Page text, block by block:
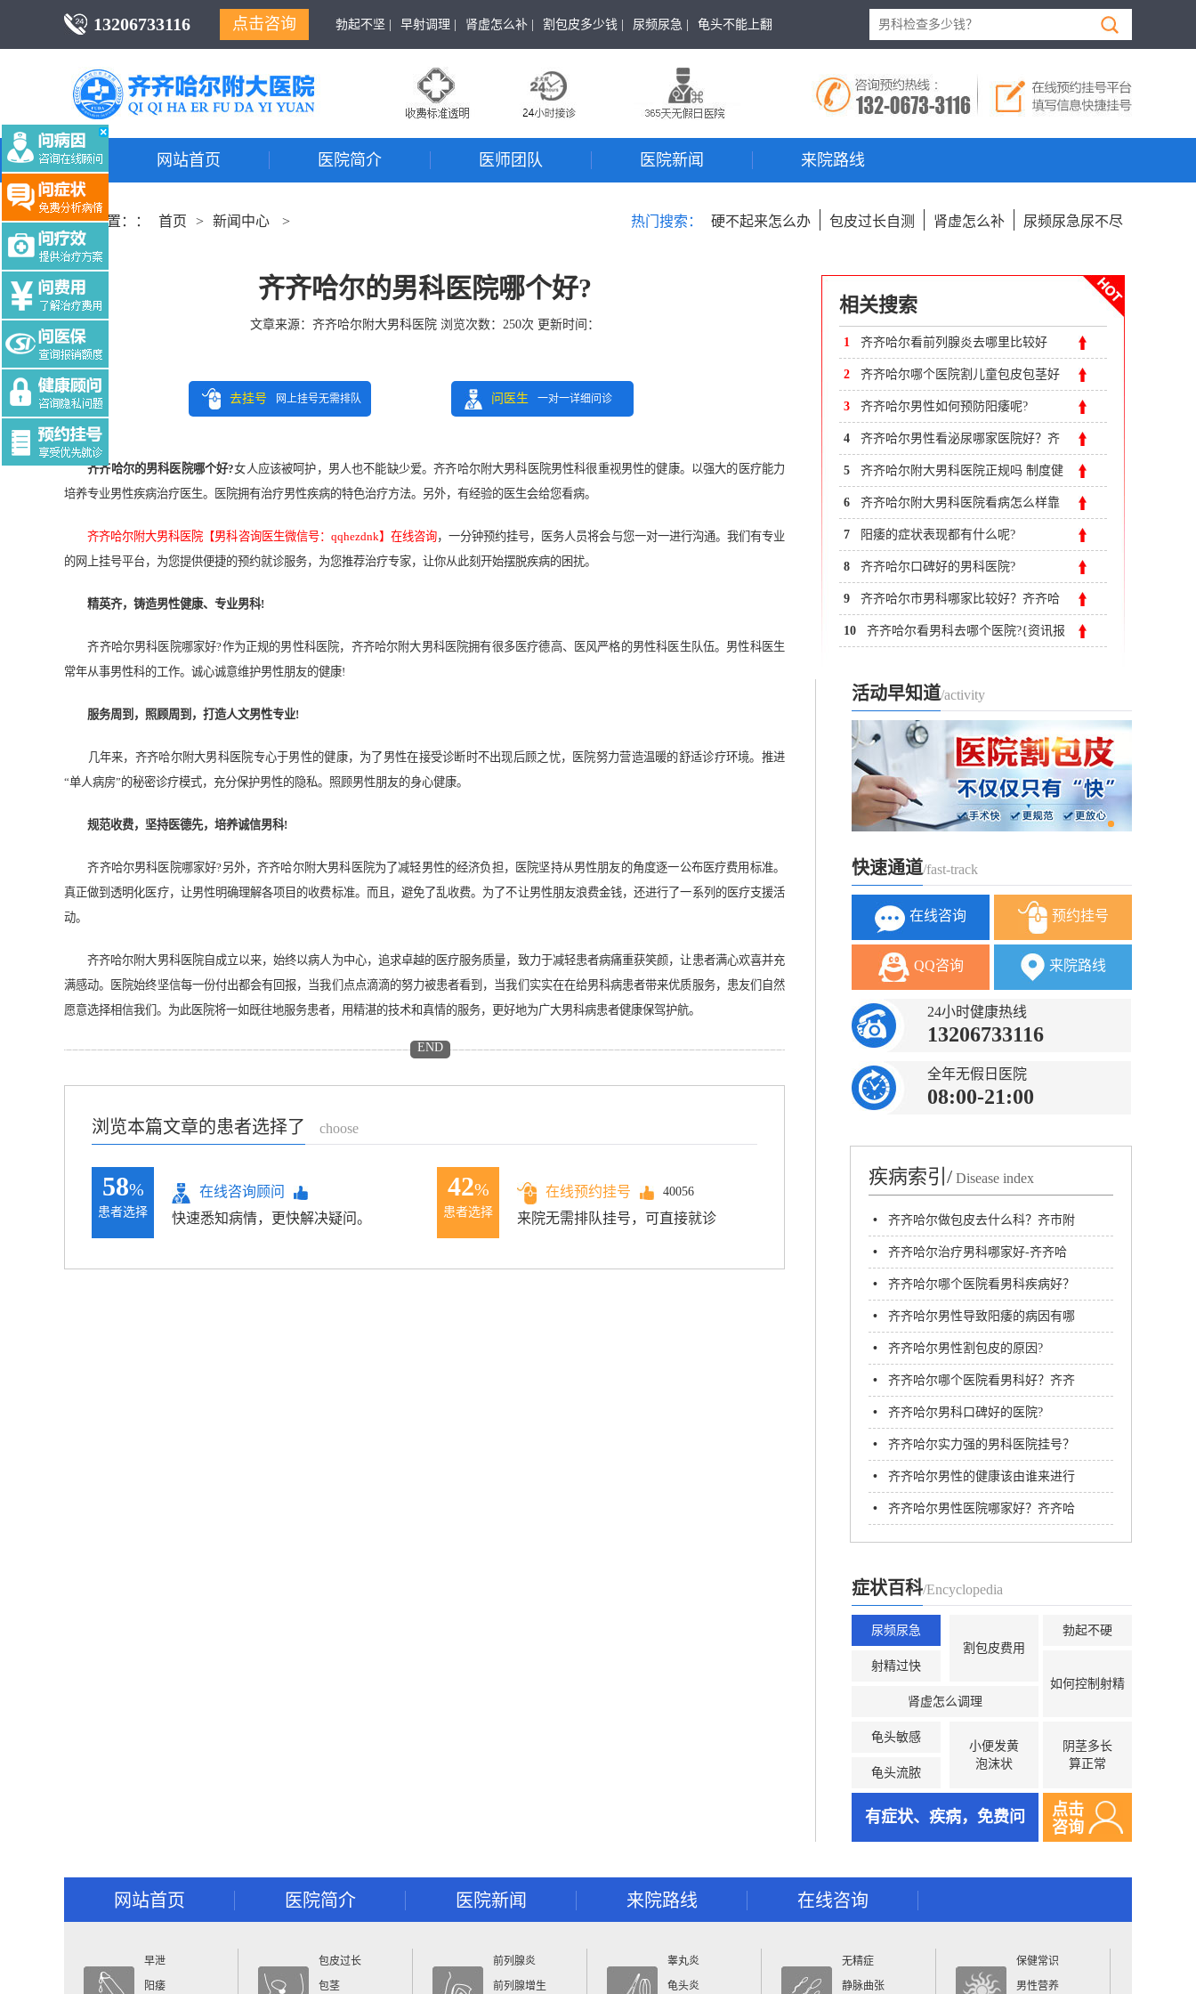
13206733116 点击咨询 勃起不坚 | 早射调理 | 肾虚怎么补 | 割包皮多少钱 | 尿频尿急 | 龟头不能上翻
网站首页 医院简介 医师团队 医院新闻 来院路线
当前位置：： 首页 > 新闻中心 > 热门搜索： 硬不起来怎么办 包皮过长自测 肾虚怎么补 尿频尿急尿不尽
齐齐哈尔的男科医院哪个好?
文章来源： 齐齐哈尔附大男科医院浏览次数： 250次 更新时间：
去挂号 网上挂号无需排队 问医生 一对一详细问诊
Tag:$tag
齐齐哈尔的男科医院哪个好?女人应该被呵护，男人也不能缺少爱。齐齐哈尔附大男科医院男性科很重视男性的健康。以强大的医疗能力
培养专业男性疾病治疗医生。医院拥有治疗男性疾病的特色治疗方法。另外，有经验的医生会给您看病。
齐齐哈尔附大男科医院【男科咨询医生微信号：qqhezdnk】在线咨询，一分钟预约挂号，医务人员将会与您一对一进行沟通。我们有专业
的网上挂号平台，为您提供便捷的预约就诊服务，为您推荐治疗专家，让你从此刻开始摆脱疾病的困扰。
精英齐，铸造男性健康、专业男科!
齐齐哈尔男科医院哪家好?作为正规的男性科医院，齐齐哈尔附大男科医院拥有很多医疗德高、医风严格的男性科医生队伍。男性科医生
常年从事男性科的工作。诚心诚意维护男性朋友的健康!
服务周到，照顾周到，打造人文男性专业!
几年来，齐齐哈尔附大男科医院专心于男性的健康，为了男性在接受诊断时不出现后顾之忧，医院努力营造温暖的舒适诊疗环境。推进
“单人病房”的秘密诊疗模式，充分保护男性的隐私。照顾男性朋友的身心健康。
规范收费，坚持医德先，培养诚信男科!
齐齐哈尔男科医院哪家好?另外，齐齐哈尔附大男科医院为了减轻男性的经济负担，医院坚持从男性朋友的角度逐一公布医疗费用标准。
真正做到透明化医疗，让男性明确理解各项目的收费标准。而且，避免了乱收费。为了不让男性朋友浪费金钱，还进行了一系列的医疗支援活
动。
齐齐哈尔附大男科医院自成立以来，始终以病人为中心，追求卓越的医疗服务质量，致力于减轻患者病痛重获笑颜，让患者满心欢喜并充
满感动。医院始终坚信每一份付出都会有回报，当我们点点滴滴的努力被患者看到，当我们实实在在给男科病患者带来优质服务，患友们自然
愿意选择相信我们。为此医院将一如既往地服务患者，用精湛的技术和真情的服务，更好地为广大男科病患者健康保驾护航。
END
浏览本篇文章的患者选择了 choose
58%
患者选择
在线咨询顾问
快速悉知病情，更快解决疑问。
42%
患者选择
在线预约挂号 40056
来院无需排队挂号，可直接就诊
相关搜索
1 齐齐哈尔看前列腺炎去哪里比较好
2 齐齐哈尔哪个医院割儿童包皮包茎好
3 齐齐哈尔男性如何预防阳痿呢?
4 齐齐哈尔男性看泌尿哪家医院好？齐
齐哈尔附大男科医院
5 齐齐哈尔附大男科医院正规吗 制度健
全,收费合理
6 齐齐哈尔附大男科医院看病怎么样靠
谱吗?
7 阳痿的症状表现都有什么呢?
8 齐齐哈尔口碑好的男科医院?
9 齐齐哈尔市男科哪家比较好？齐齐哈
尔附大男科医院
10 齐齐哈尔看男科去哪个医院?{资讯报
活动早知道/activity
快速通道/fast-track
在线咨询 预约挂号
QQ咨询 来院路线
24小时健康热线
13206733116
全年无假日医院
08:00-21:00
疾病索引/ Disease index
• 齐齐哈尔做包皮去什么科？齐市附
大医院男科
• 齐齐哈尔治疗男科哪家好-齐齐哈
尔市看男科哪个好
• 齐齐哈尔哪个医院看男科疾病好？
齐齐哈尔附大男科医院
• 齐齐哈尔男性导致阳痿的病因有哪
些?
• 齐齐哈尔男性割包皮的原因?
• 齐齐哈尔哪个医院看男科好？齐齐
哈尔早泄男科医院
• 齐齐哈尔男科口碑好的医院?
• 齐齐哈尔实力强的男科医院挂号？
齐齐哈尔附大男科医院
• 齐齐哈尔男性的健康该由谁来进行
守护呢?
• 齐齐哈尔男性医院哪家好？齐齐哈
尔正规男科医院的位置
症状百科/Encyclopedia
尿频尿急
割包皮费用
射精过快
肾虚怎么调理
龟头敏感
小便发黄
泡沫状
龟头流脓
勃起不硬
如何控制射精
阴茎多长
算正常
有症状、疾病，免费问
点击
咨询
网站首页 医院简介 医院新闻 来院路线 在线咨询
早泄
阳痿
包皮过长
包茎
前列腺炎
前列腺增生
睾丸炎
龟头炎
无精症
静脉曲张
保健常识
男性营养